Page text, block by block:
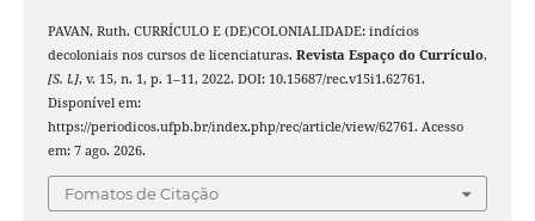
PAVAN, Ruth. CURRÍCULO E (DE)COLONIALIDADE: indícios
decoloniais nos cursos de licenciaturas. Revista Espaço do Currículo,
[S. l.], v. 15, n. 1, p. 1–11, 2022. DOI: 10.15687/rec.v15i1.62761.
Disponível em:
https://periodicos.ufpb.br/index.php/rec/article/view/62761. Acesso
em: 7 ago. 2026.
Fomatos de Citação